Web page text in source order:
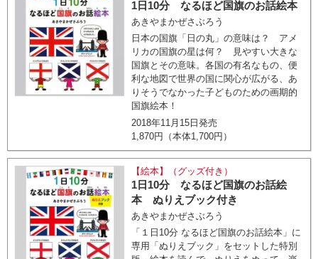
1日10分 なるほど国旗のお話絵本
あきやまかぜさぶろう
日本の国旗「日の丸」の意味は？ アメ
リカの国旗の星は何？ 見やすい大きな
国旗とその意味。各国の有名なもの、便
利な地図で世界の国に関心が広がる、あ
りそうでなかった子どものための画期的
国旗絵本！
2018年11月15日発売
1,870円（本体1,700円）
【絵本】（グッズ付き）
1日10分 なるほど国旗のお話絵
本 ぬりえブック付き
あきやまかぜさぶろう
「１日10分 なるほど国旗のお話絵本」に
専用「ぬりえブック」をセットした特別